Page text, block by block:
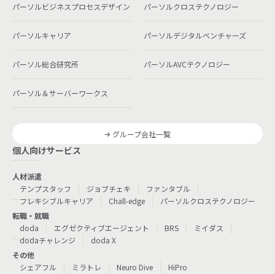
パーソルビジネスプロセスデザイン パーソルクロステクノロジー
パーソルキャリア パーソルデジタルベンチャーズ
パーソル総合研究所 パーソルAVCテクノロジー
パーソル＆サーバーワークス
グループ会社一覧
個人向けサービス
人材派遣
テンプスタッフ
ジョブチェキ
ファンタブル
フレキシブルキャリア
Chall-edge
パーソルクロステクノロジー
転職・就職
doda
エグゼクティブエージェント BRS
ミイダス
dodaチャレンジ
doda X
その他
シェアフル
ミラトレ Neuro Dive HiPro